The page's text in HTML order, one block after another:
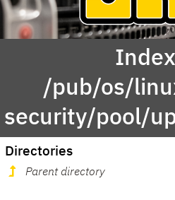
/pub/os/
security/pool/
Directories
Parent directory